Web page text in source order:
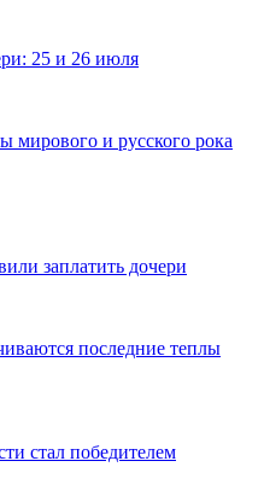
25 и 26 июля
мирового и русского рока
заплатить дочери
последние теплы
стал победителем